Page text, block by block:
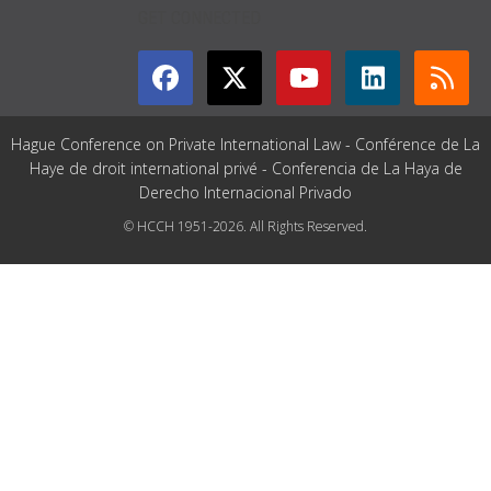
Hague Conference on Private International Law - Conférence de La
Haye de droit international privé - Conferencia de La Haya de
Derecho Internacional Privado
© HCCH 1951-2026. All Rights Reserved.